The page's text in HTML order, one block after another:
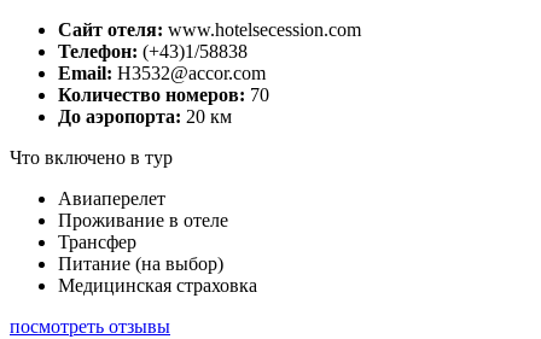
Сайт отеля: www.hotelsecession.com
Телефон: (+43)1/58838
Email: H3532@accor.com
Количество номеров: 70
До аэропорта: 20 км
Что включено в тур
Авиаперелет
Проживание в отеле
Трансфер
Питание (на выбор)
Медицинская страховка
посмотреть отзывы